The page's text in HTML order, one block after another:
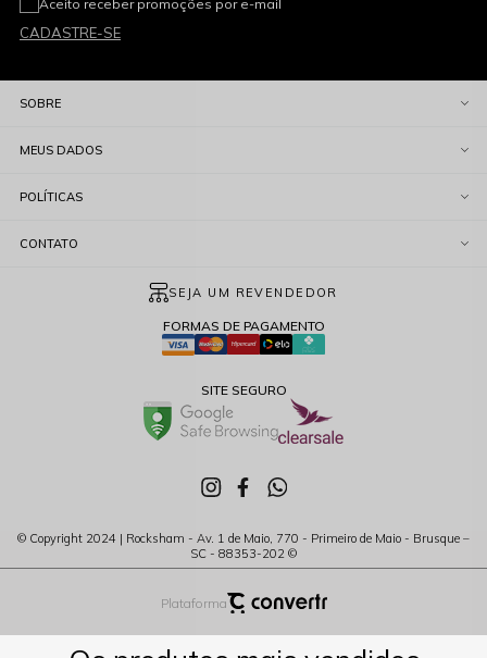
CADASTRE-SE
Aceito receber promoções por e-mail
SOBRE
MEUS DADOS
POLÍTICAS
CONTATO
FORMAS DE PAGAMENTO
SITE SEGURO
SEJA UM REVENDEDOR
© Copyright 2024 | Rocksham - Av. 1 de Maio, 770 - Primeiro de Maio - Brusque –
SC - 88353-202 ©
Plataforma